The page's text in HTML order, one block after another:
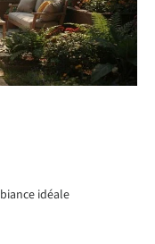
idéale